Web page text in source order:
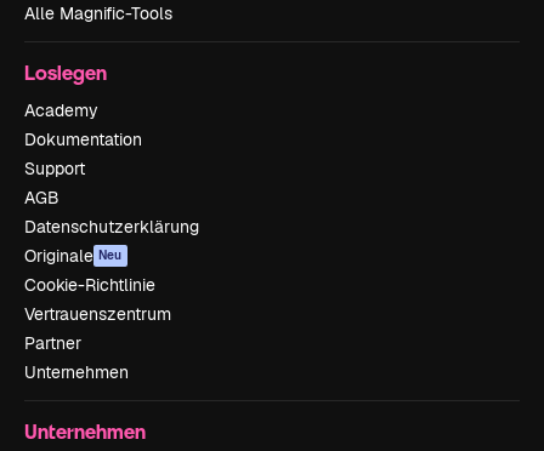
Alle Magnific-Tools
Loslegen
Academy
Dokumentation
Support
AGB
Datenschutzerklärung
Originale Neu
Cookie-Richtlinie
Vertrauenszentrum
Partner
Unternehmen
Unternehmen